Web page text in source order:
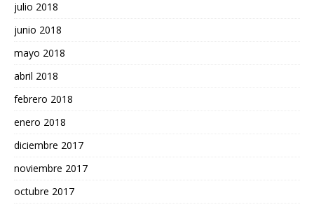
julio 2018
junio 2018
mayo 2018
abril 2018
febrero 2018
enero 2018
diciembre 2017
noviembre 2017
octubre 2017